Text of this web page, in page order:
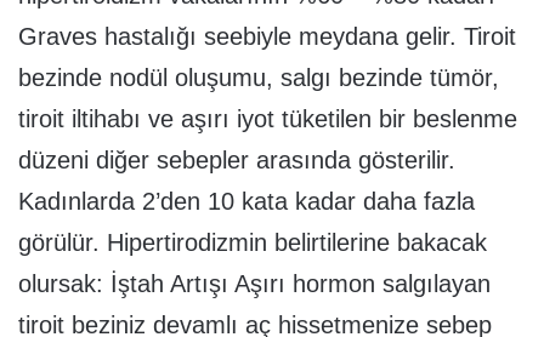
Graves hastalığı seebiyle meydana gelir. Tiroit
bezinde nodül oluşumu, salgı bezinde tümör,
tiroit iltihabı ve aşırı iyot tüketilen bir beslenme
düzeni diğer sebepler arasında gösterilir.
Kadınlarda 2’den 10 kata kadar daha fazla
görülür. Hipertirodizmin belirtilerine bakacak
olursak: İştah Artışı Aşırı hormon salgılayan
tiroit beziniz devamlı aç hissetmenize sebep